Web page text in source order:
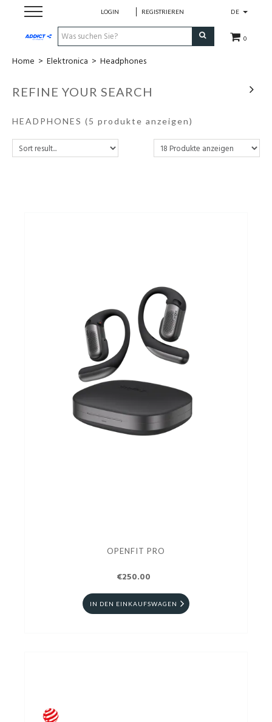
DE
0
LOGIN REGISTRIEREN
Cadeaubon
Loopschoenen
Gezonde levensstijl
Home > Elektronica > Headphones
REFINE YOUR SEARCH
HEADPHONES (5 produkte anzeigen)
OPENFIT PRO
€250.00
IN DEN EINKAUFSWAGEN